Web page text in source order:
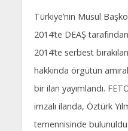
Türkiye’nin Musul
2014’te DEAŞ
2014’te serbest
hakkında örgütün
bir ilan yayımlandı.
imzalı ilanda, Öztürk
temennisinde bulunuldu.